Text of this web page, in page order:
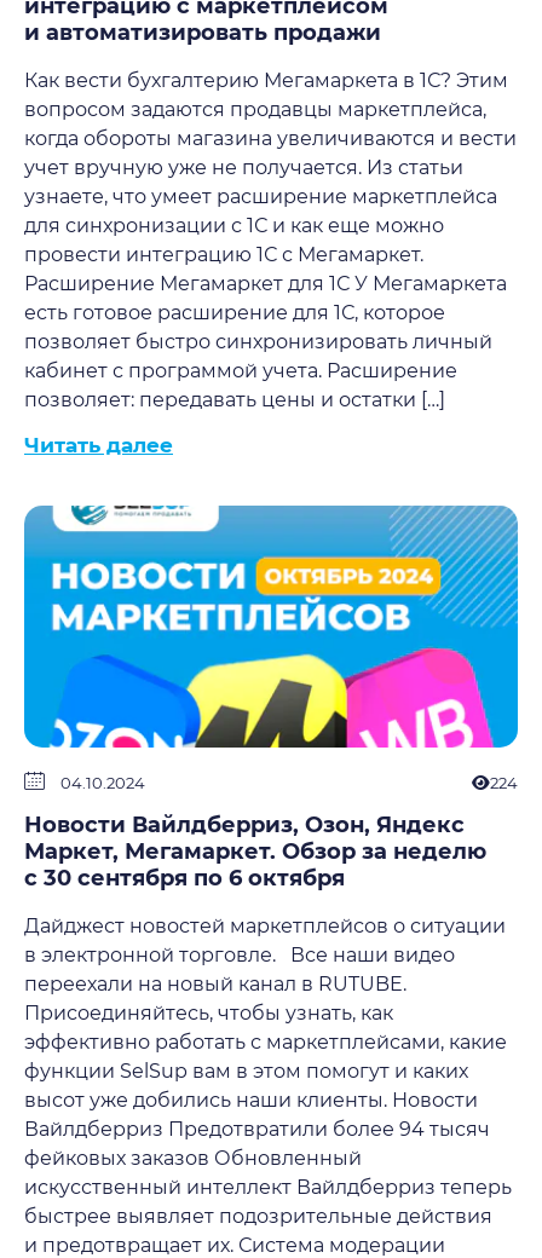
интеграцию с маркетплейсом
и автоматизировать продажи
Как вести бухгалтерию Мегамаркета в 1С? Этим
вопросом задаются продавцы маркетплейса,
когда обороты магазина увеличиваются и вести
учет вручную уже не получается. Из статьи
узнаете, что умеет расширение маркетплейса
для синхронизации с 1С и как еще можно
провести интеграцию 1С с Мегамаркет.
Расширение Мегамаркет для 1С У Мегамаркета
есть готовое расширение для 1С, которое
позволяет быстро синхронизировать личный
кабинет с программой учета. Расширение
позволяет: передавать цены и остатки […]
Читать далее
04.10.2024 224
Новости Вайлдберриз, Озон, Яндекс
Маркет, Мегамаркет. Обзор за неделю
с 30 сентября по 6 октября
Дайджест новостей маркетплейсов о ситуации
в электронной торговле. Все наши видео
переехали на новый канал в RUTUBE.
Присоединяйтесь, чтобы узнать, как
эффективно работать с маркетплейсами, какие
функции SelSup вам в этом помогут и каких
высот уже добились наши клиенты. Новости
Вайлдберриз Предотвратили более 94 тысяч
фейковых заказов Обновленный
искусственный интеллект Вайлдберриз теперь
быстрее выявляет подозрительные действия
и предотвращает их. Система модерации